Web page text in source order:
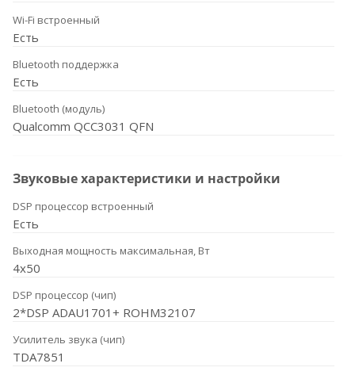
Wi-Fi встроенный
Есть
Bluetooth поддержка
Есть
Bluetooth (модуль)
Qualcomm QCC3031 QFN
Звуковые характеристики и настройки
DSP процессор встроенный
Есть
Выходная мощность максимальная, Вт
4x50
DSP процессор (чип)
2*DSP ADAU1701+ ROHM32107
Усилитель звука (чип)
TDA7851